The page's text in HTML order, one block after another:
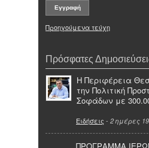
Προηγούμενα τεύχη
Πρόσφατες
Η Περιφέρεια
την Πολιτική
Σοφάδων με
Ειδήσεις - 2 ημέρες
ΠΡΟΓΡΑΜΜΑ